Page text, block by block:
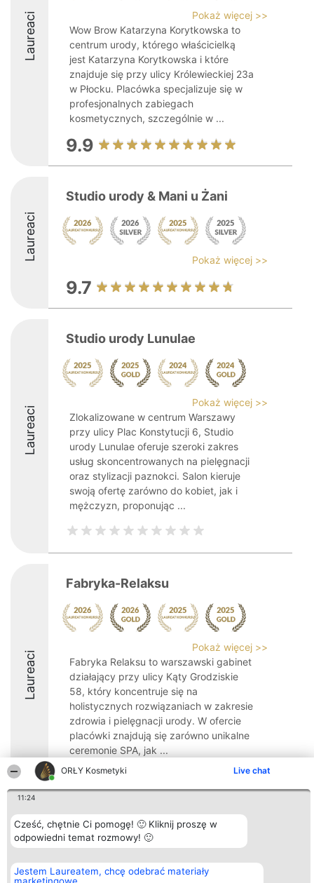
ORŁY Kosmetyki Live chat
11:24
Cześć, chętnie Ci pomogę! 🙂 Kliknij proszę w
odpowiedni temat rozmowy! 🙂
Jestem Laureatem, chcę odebrać materiały
Laureaci
Pokaż więcej >>
Wow Brow Katarzyna Korytkowska to
centrum urody, którego właścicielką
jest Katarzyna Korytkowska i które
znajduje się przy ulicy Królewieckiej 23a
w Płocku. Placówka specjalizuje się w
profesjonalnych zabiegach
kosmetycznych, szczególnie w ...
9.9
Laureaci
Studio urody & Mani u Żani
Pokaż więcej >>
9.7
Laureaci
Studio urody Lunulae
Pokaż więcej >>
Zlokalizowane w centrum Warszawy
przy ulicy Plac Konstytucji 6, Studio
urody Lunulae oferuje szeroki zakres
usług skoncentrowanych na pielęgnacji
oraz stylizacji paznokci. Salon kieruje
swoją ofertę zarówno do kobiet, jak i
mężczyzn, proponując ...
Laureaci
Fabryka-Relaksu
Pokaż więcej >>
Fabryka Relaksu to warszawski gabinet
działający przy ulicy Kąty Grodziskie
58, który koncentruje się na
holistycznych rozwiązaniach w zakresie
zdrowia i pielęgnacji urody. W ofercie
placówki znajdują się zarówno unikalne
ceremonie SPA, jak ...
9.9
Organizator plebiscytu
Bright Side Solutions sp. z o.
o. sp. k.
Wrocław 50-079
KRS 0000749100 | Regon
Plebiscyt
Laureaci
Lista
Laureatów
Zasady
Blog
List of